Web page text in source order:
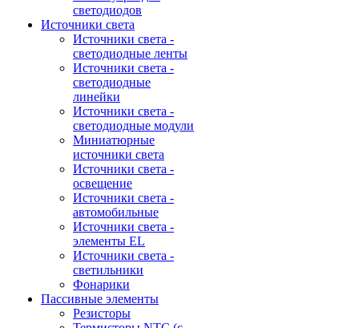
светодиодов
Источники света
Источники света -
светодиодные ленты
Источники света -
светодиодные
линейки
Источники света -
светодиодные модули
Миниатюрные
источники света
Источники света -
освещение
Источники света -
автомобильные
Источники света -
элементы EL
Источники света -
светильники
Фонарики
Пассивные элементы
Резисторы